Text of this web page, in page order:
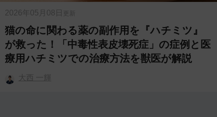
2026年05月08日 更新
猫の命に関わる薬の副作用を『ハチミツ』
が救った！「中毒性表皮壊死症」の症例と医
療用ハチミツでの治療方法を獣医が解説
大西 一輝